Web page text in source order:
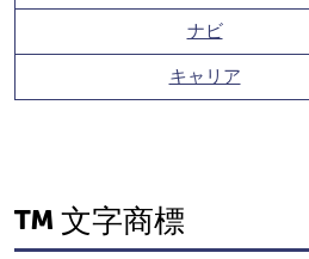
ナビ
キャリア
文字商標